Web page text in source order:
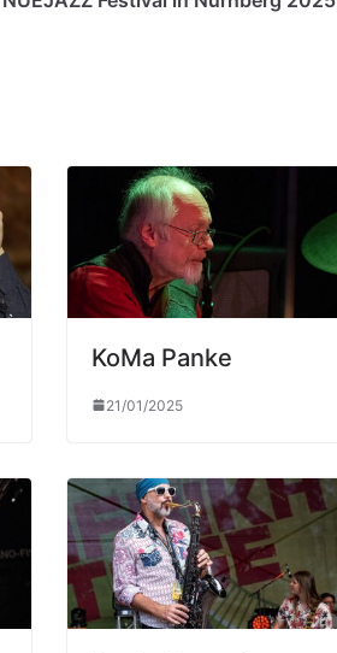
KoMa Panke
21/01/2025